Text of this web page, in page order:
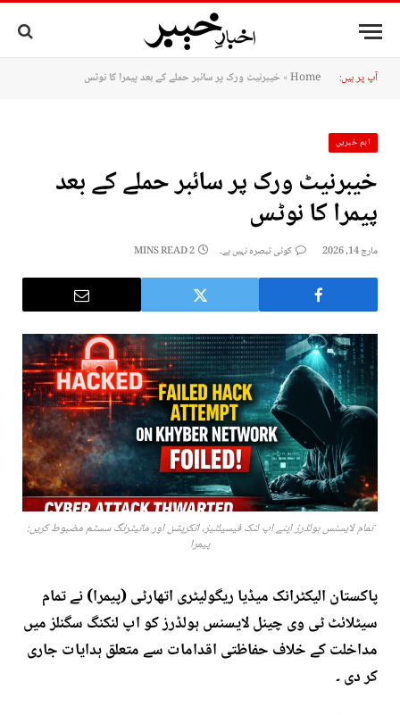
آپ پر ہیں: Home
» خیبرنیٹ ورک پر سائبر حملے کے بعد پیمرا کا نوٹس
اہم خبریں
خیبرنیٹ ورک پر سائبر حملے کے بعد
پیمرا کا نوٹس
مارچ 14, 2026 کوئی تبصرہ نہیں ہے۔ 2 MINS READ
تمام لایسنس ہولڈرز اپنے اپ لنک فیسیلٹیز، انکرپشن اور مانیٹرنگ سسٹم مضبوط کریں:
پیمرا
پاکستان الیکٹرانک میڈیا ریگولیٹری اتھارٹی (پیمرا) نے تمام
سیٹلائٹ ٹی وی چینل لایسنس ہولڈرز کو اپ لنکنگ سگنلز میں
مداخلت کے خلاف حفاظتی اقدامات سے متعلق ہدایات جاری
کر دی ۔